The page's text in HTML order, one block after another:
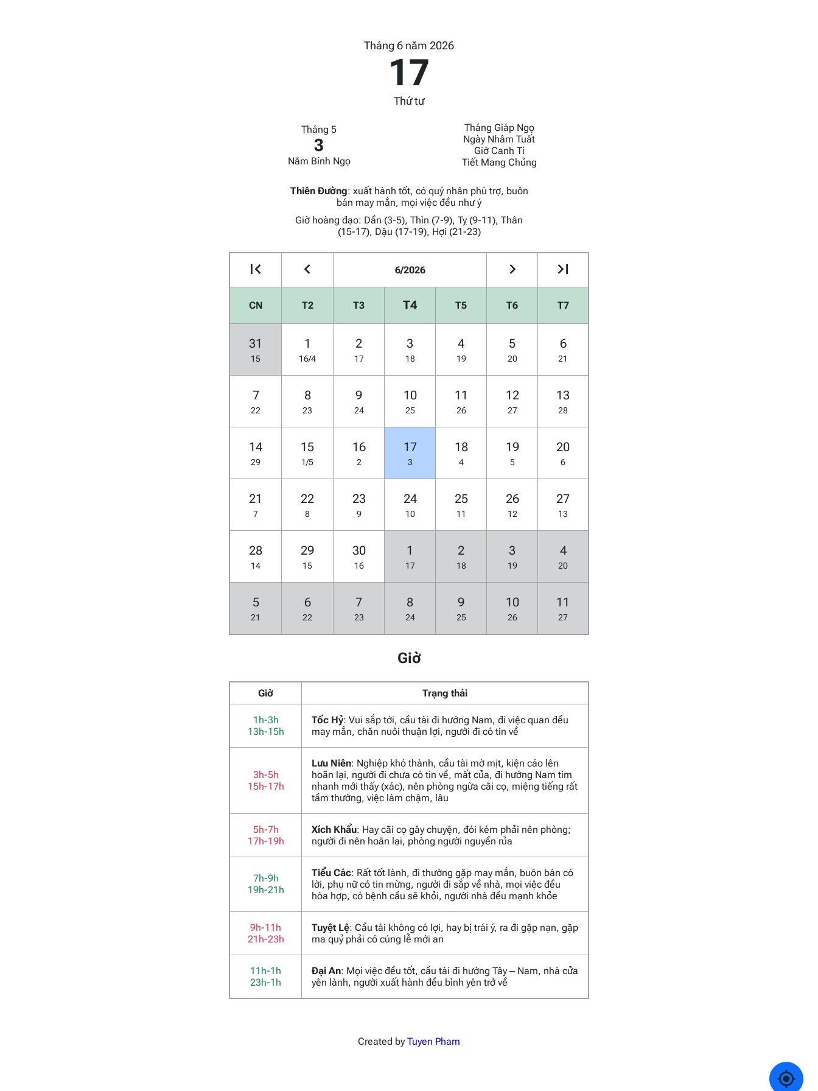
Tháng 6 năm 2026
17
Thứ tư
Tháng 5
3
Năm Bính Ngọ
Tháng Giáp Ngọ
Ngày Nhâm Tuất
Giờ Canh Tí
Tiết Mang Chủng
Thiên Đường: xuất hành tốt, có quý nhân phù trợ, buôn
bán may mắn, mọi việc đều như ý
Giờ hoàng đạo: Dần (3-5), Thìn (7-9), Tỵ (9-11), Thân
(15-17), Dậu (17-19), Hợi (21-23)
6/2026
CN T2 T3 T4 T5 T6 T7
31
15
1
16/4
2
17
3
18
4
19
5
20
6
21
7
22
8
23
9
24
10
25
11
26
12
27
13
28
14
29
15
1/5
16
2
17
3
18
4
19
5
20
6
21
7
22
8
23
9
24
10
25
11
26
12
27
13
28
14
29
15
30
16
1
17
2
18
3
19
4
20
5
21
6
22
7
23
8
24
9
25
10
26
11
27
Giờ
Giờ Trạng thái
1h-3h
13h-15h
Tốc Hỷ: Vui sắp tới, cầu tài đi hướng Nam, đi việc quan đều
may mắn, chăn nuôi thuận lợi, người đi có tin về
3h-5h
15h-17h
Lưu Niên: Nghiệp khó thành, cầu tài mờ mịt, kiện cáo lên
hoãn lại, người đi chưa có tin về, mất của, đi hướng Nam tìm
nhanh mới thấy (xác), nên phòng ngừa cãi cọ, miệng tiếng rất
tầm thường, việc làm chậm, lâu
5h-7h
17h-19h
Xích Khẩu: Hay cãi cọ gây chuyện, đói kém phải nên phòng;
người đi nên hoãn lại, phòng người nguyền rủa
7h-9h
19h-21h
Tiểu Các: Rất tốt lành, đi thường gặp may mắn, buôn bán có
lời, phụ nữ có tin mừng, người đi sắp về nhà, mọi việc đều
hòa hợp, có bệnh cầu sẽ khỏi, người nhà đều mạnh khỏe
9h-11h
21h-23h
Tuyệt Lệ: Cầu tài không có lợi, hay bị trái ý, ra đi gặp nạn, gặp
ma quỷ phải có cúng lễ mới an
11h-1h
23h-1h
Đại An: Mọi việc đều tốt, cầu tài đi hướng Tây – Nam, nhà cửa
yên lành, người xuất hành đều bình yên trở về
Created byTuyen Pham